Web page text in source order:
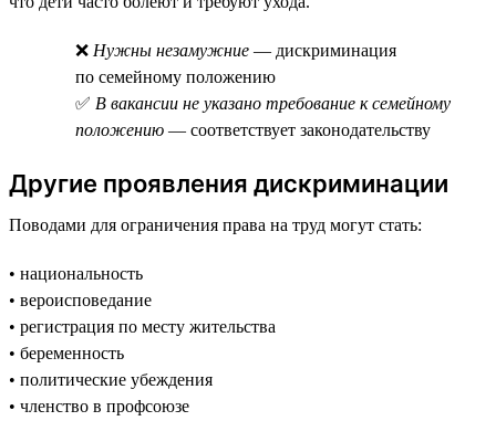
❌ Нужны незамужние — дискриминация
по семейному положению
✅ В вакансии не указано требование к семейному
положению — соответствует законодательству
Другие проявления дискриминации
Поводами для ограничения права на труд могут стать:
• национальность
• вероисповедание
• регистрация по месту жительства
• беременность
• политические убеждения
• членство в профсоюзе